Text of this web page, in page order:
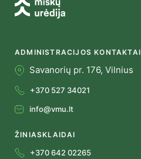
ADMINISTRACIJOS KONTAKTAI
Savanorių pr. 176, Vilnius
+370 527 34021
info@vmu.lt
ŽINIASKLAIDAI
+370 642 02265